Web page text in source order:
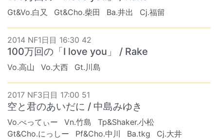
Gt&Vo.白又 Gt&Cho.柴田 Ba.井出 Cj.福留
2014 NF1日目 16:30 42
100万回の「I love you」 / Rake
Vo.高山 Vo.大西 Gt.川島
2017 NF3日目 17:00 51
空と君のあいだに / 中島みゆき
Vo.べってぃー Vn.竹島
Tp&Shaker.小松
Gt&Cho.にっしー
Pf&Cho.中川 Ba.tkg
Cj.大井